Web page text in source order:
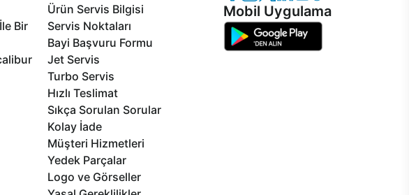
Bir
Ürün Servis Bilgisi
Servis Noktaları
Bayi Başvuru Formu
Jet Servis
Turbo Servis
Hızlı Teslimat
Sıkça Sorulan Sorular
Kolay İade
Müşteri Hizmetleri
Yedek Parçalar
Logo ve Görseller
Mobil Uygulama